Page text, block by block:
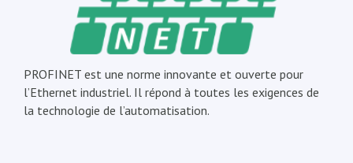
PROFINET est une norme innovante et ouverte pour
l’Ethernet industriel. Il répond à toutes les exigences de
la technologie de l’automatisation.